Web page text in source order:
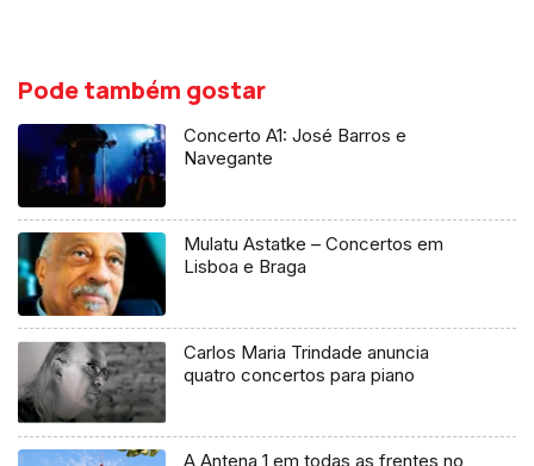
Pode também gostar
Concerto A1: José Barros e
Navegante
Mulatu Astatke – Concertos em
Lisboa e Braga
Carlos Maria Trindade anuncia
quatro concertos para piano
A Antena 1 em todas as frentes no